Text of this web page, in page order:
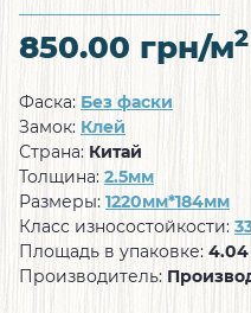
850.00 грн/м2
Фаска: Без фаски
Замок: Клей
Страна: Китай
Толщина: 2.5мм
Размеры: 1220мм*184мм
Класс износостойкости:
Площадь в упаковке: 4.04
Производитель: